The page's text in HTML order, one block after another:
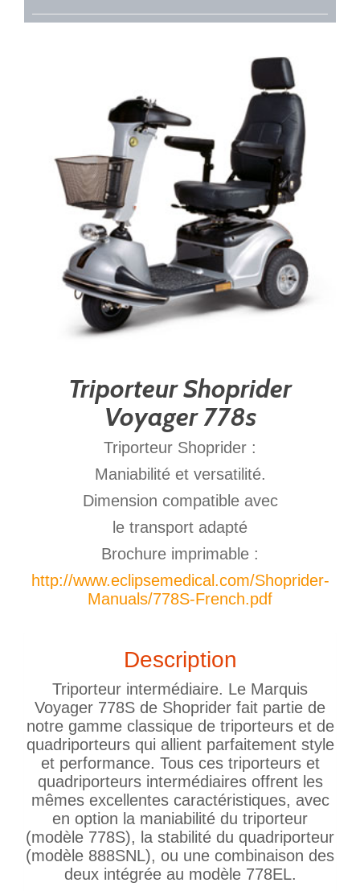
Triporteur Shoprider
Voyager 778s
Triporteur Shoprider :
Maniabilité et versatilité.
Dimension compatible avec
le transport adapté
Brochure imprimable :
http://www.eclipsemedical.com/Shoprider-
Manuals/778S-French.pdf
Description
Triporteur intermédiaire. Le Marquis
Voyager 778S de Shoprider fait partie de
notre gamme classique de triporteurs et de
quadriporteurs qui allient parfaitement style
et performance. Tous ces triporteurs et
quadriporteurs intermédiaires offrent les
mêmes excellentes caractéristiques, avec
en option la maniabilité du triporteur
(modèle 778S), la stabilité du quadriporteur
(modèle 888SNL), ou une combinaison des
deux intégrée au modèle 778EL.